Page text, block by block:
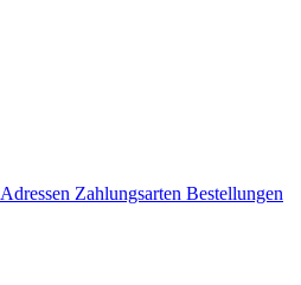
Adressen Zahlungsarten Bestellungen